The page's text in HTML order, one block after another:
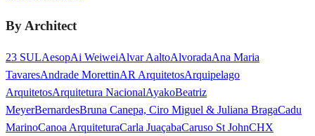
By Architect
23 SULAesopAi WeiweiAlvar AaltoAlvoradaAna Maria
TavaresAndrade MorettinAR ArquitetosArquipelago
ArquitetosArquitetura NacionalAyakoBeatriz
MeyerBernardesBruna Canepa, Ciro Miguel & Juliana BragaCadu
MarinoCanoa ArquiteturaCarla JuaçabaCaruso St JohnCHX